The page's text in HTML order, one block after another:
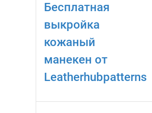
Бесплатная
выкройка
кожаный
манекен от
Leatherhubpatterns